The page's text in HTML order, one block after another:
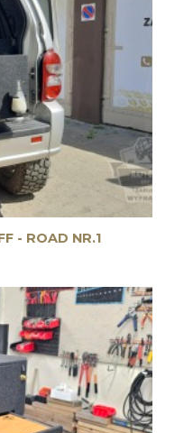
- ROAD NR.1